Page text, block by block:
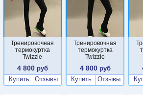
Тренировочная
термокуртка
Twizzle
4 800 руб
Купить
Отзывы
Тренировочная
термокуртка
Twizzle
4 800руб
Купить
Отзывы